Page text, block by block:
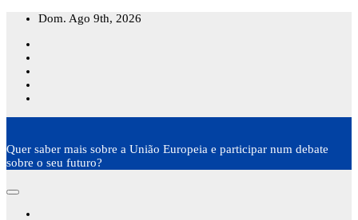
Skip
content
Dom. Ago 9th, 2026
Quer saber mais sobre a União Europeia e participar num debate
sobre o seu futuro?